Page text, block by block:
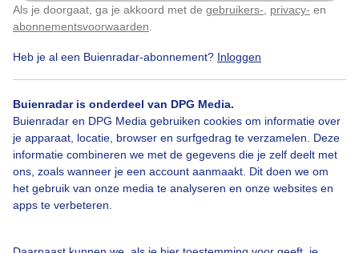
Als je doorgaat, ga je akkoord met de gebruikers- privacy- en
abonnementsvoorwaarden
Heb je al een Buienradar-abonnement? Inloggen
Buienradar is onderdeel van DPG Media.
Buienradar en DPG Media gebruiken cookies om informatie over
je apparaat, locatie, browser en surfgedrag te verzamelen. Deze
informatie combineren we met de gegevens die je zelf deelt met
ons, zoals wanneer je een account aanmaakt. Dit doen we om
het gebruik van onze media te analyseren en onze websites en
apps te verbeteren.
Door: Adri Joosse Gemaakt: 31-10-2023, 180x bekeken
Populieren Herfsttooi
Bekijk slideshow
Klik hierom dit aan te passen